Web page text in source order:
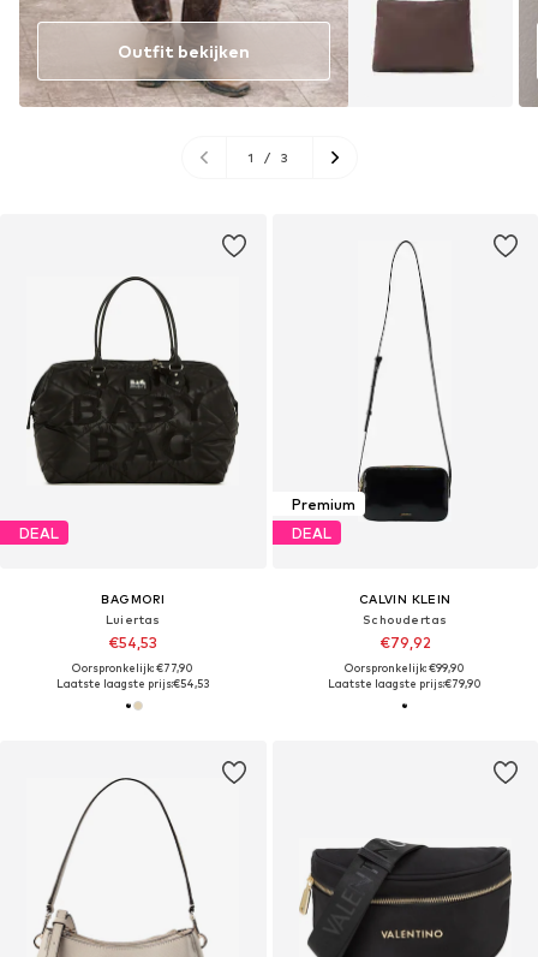
DEAL
BAGMORI
Luiertas
€54,53
Oorspronkelijk: €77,90
Laatste laagste prijs:€54,53
Outfit bekijken
1 / 3
Premium
DEAL
CALVIN KLEIN
Schoudertas
€79,92
Oorspronkelijk: €99,90
Laatste laagste prijs:€79,90